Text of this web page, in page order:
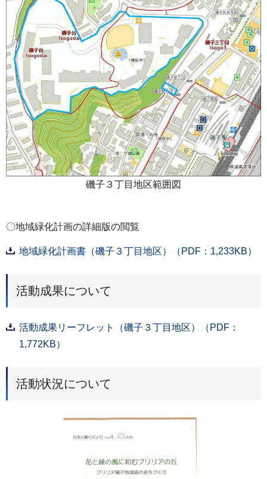
磯子３丁目地区範囲図
〇地域緑化計画の詳細版の閲覧
地域緑化計画書（磯子３丁目地区）（PDF：1,233KB）
活動成果について
活動成果リーフレット（磯子３丁目地区）（PDF：
1,772KB）
活動状況について